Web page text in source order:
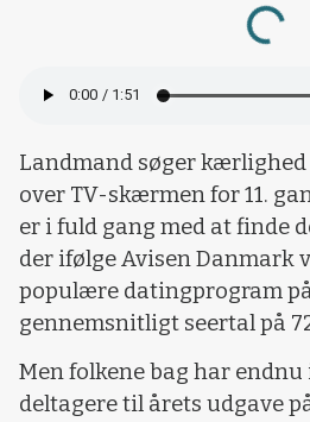
Landmand søger kærlighed
over TV-skærmen for 11.
er i fuld gang med at finde
der ifølge Avisen Danmark
populære datingprogram
gennemsnitligt seertal på
Men folkene bag har endnu
deltagere til årets udgave